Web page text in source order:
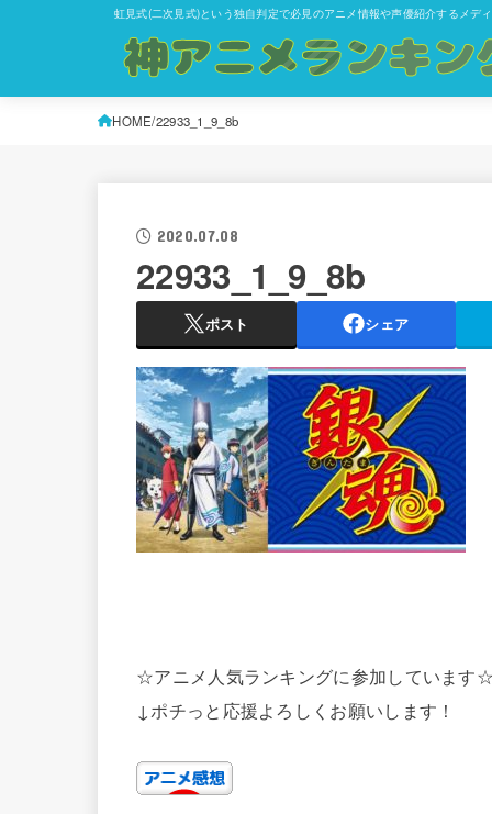
虹見式(二次見式)という独自判定で必見のアニメ情報や声優紹介するメデ
HOME 22933_1_9_8b
2020.07.08
22933_1_9_8b
ポスト シェア
☆アニメ人気ランキングに参加しています
↓ポチっと応援よろしくお願いします！